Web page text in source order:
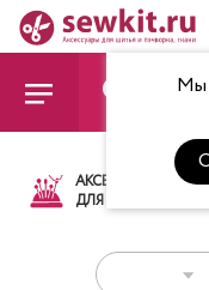
Мы
АКСЕССУАРЫ
ДЛЯ ШИТЬЯ